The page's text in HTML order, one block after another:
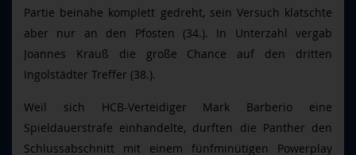
Partie beinahe komplett gedreht, sein Versuch klatschte
aber nur an den Pfosten (34.). In Unterzahl vergab
Joannes Krauß die große Chance auf den dritten
Ingolstädter Treffer (38.).
Weil sich HCB-Verteidiger Mark Barberio eine
Spieldauerstrafe einhandelte, durften die Panther den
Schlussabschnitt mit einem fünfminütigen Powerplay